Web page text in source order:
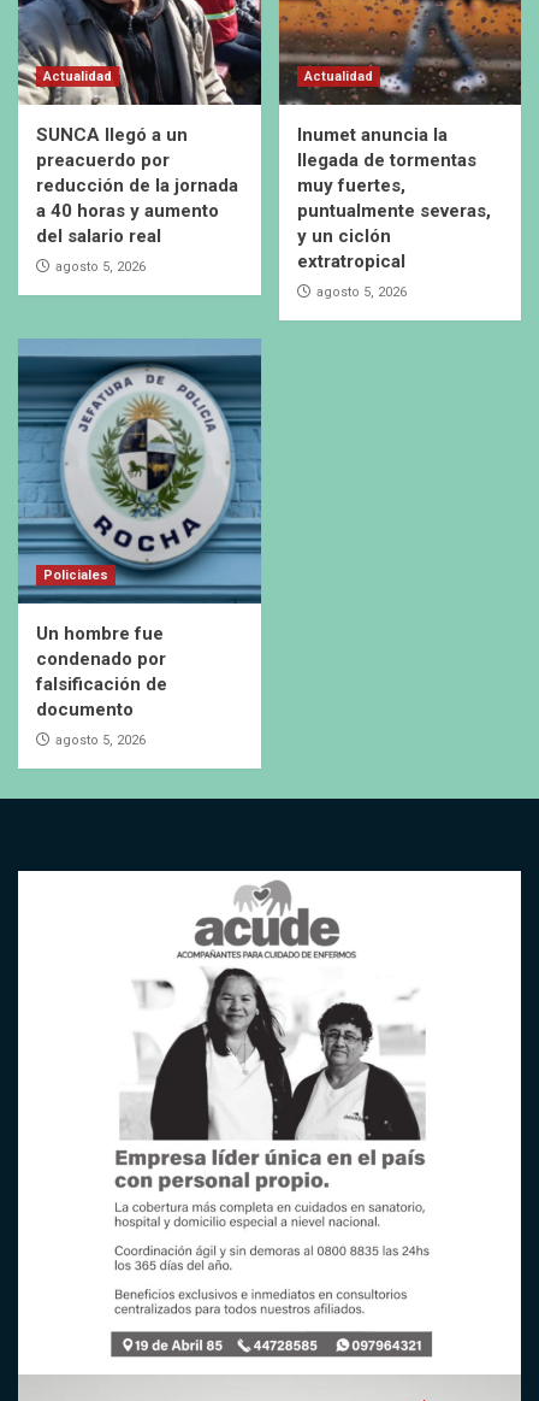
Actualidad
SUNCA llegó a un
preacuerdo por
reducción de la jornada
a 40 horas y aumento
del salario real
agosto 5, 2026
Actualidad
Inumet anuncia la
llegada de tormentas
muy fuertes,
puntualmente severas,
y un ciclón
extratropical
agosto 5, 2026
Policiales
Un hombre fue
condenado por
falsificación de
documento
agosto 5, 2026